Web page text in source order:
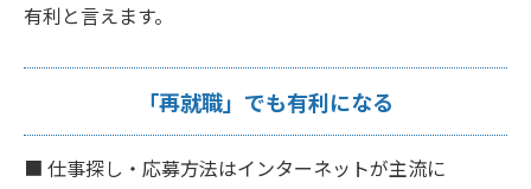
有利と言えます。
「再就職」でも有利になる
■ 仕事探し・応募方法はインターネットが主流に